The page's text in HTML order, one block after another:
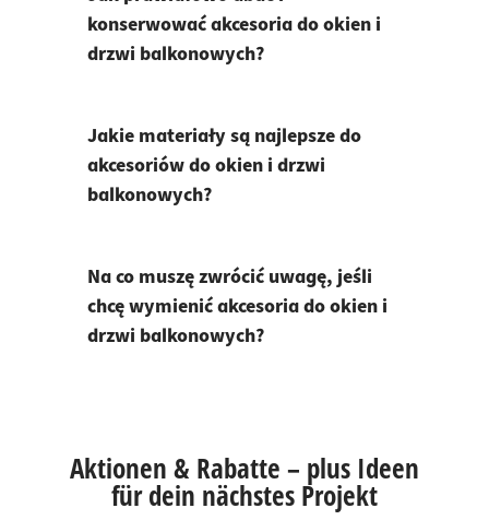
konserwować akcesoria do okien i
drzwi balkonowych?
Jakie materiały są najlepsze do
akcesoriów do okien i drzwi
balkonowych?
Na co muszę zwrócić uwagę, jeśli
chcę wymienić akcesoria do okien i
drzwi balkonowych?
Aktionen & Rabatte – plus Ideen
für dein nächstes Projekt